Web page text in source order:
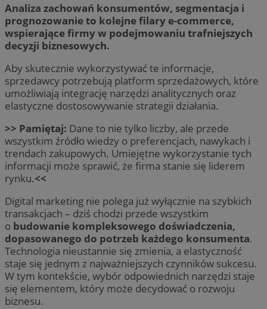
Analiza zachowań konsumentów, segmentacja i
prognozowanie to kolejne filary e-commerce,
wspierające firmy w podejmowaniu trafniejszych
decyzji biznesowych.
Aby skutecznie wykorzystywać te informacje,
sprzedawcy potrzebują platform sprzedażowych, które
umożliwiają integrację narzędzi analitycznych oraz
elastyczne dostosowywanie strategii działania.
>> Pamiętaj: Dane to nie tylko liczby, ale przede
wszystkim źródło wiedzy o preferencjach, nawykach i
trendach zakupowych. Umiejętne wykorzystanie tych
informacji może sprawić, że firma stanie się liderem
rynku.<<
Digital marketing nie polega już wyłącznie na szybkich
transakcjach – dziś chodzi przede wszystkim
o budowanie kompleksowego doświadczenia,
dopasowanego do potrzeb każdego konsumenta.
Technologia nieustannie się zmienia, a elastyczność
staje się jednym z najważniejszych czynników sukcesu.
W tym kontekście, wybór odpowiednich narzędzi staje
się elementem, który może decydować o rozwoju
biznesu.